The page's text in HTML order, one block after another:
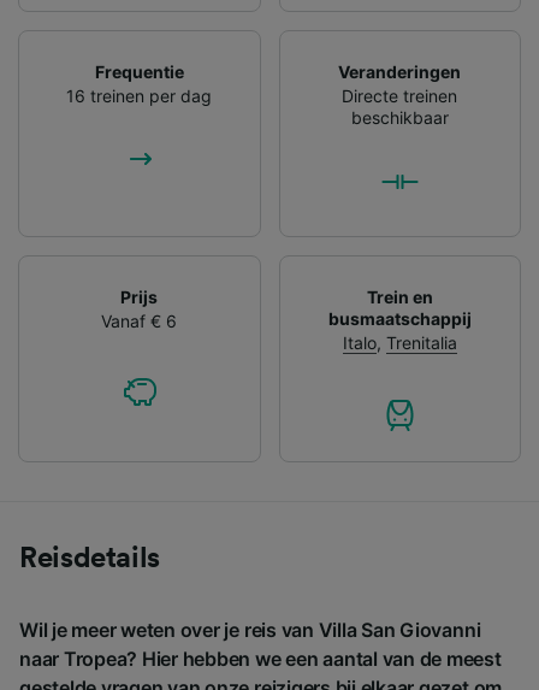
Frequentie
16 treinen per dag
Veranderingen
Directe treinen
beschikbaar
Prijs
Vanaf € 6
Trein en
busmaatschappij
Italo, Trenitalia
Reisdetails
Wil je meer weten over je reis van Villa San Giovanni
naar Tropea? Hier hebben we een aantal van de meest